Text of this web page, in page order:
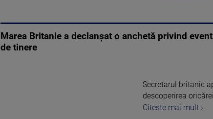
Marea Britanie a declanşat o anchetă privind
de tinere
Secretarul britanic
descoperirea oricărei
Citeste mai mult ›